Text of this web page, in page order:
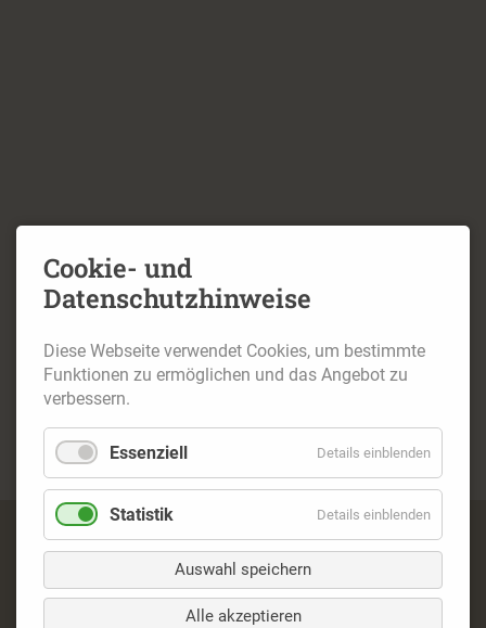
Navigation
Impressum
Kontakt
Cookie- und
Datenschutzhinweise
Diese Webseite verwendet Cookies, um bestimmte
Funktionen zu ermöglichen und das Angebot zu
verbessern.
Essenziell Details einblenden
Statistik Details einblenden
Auswahl speichern
Alle akzeptieren